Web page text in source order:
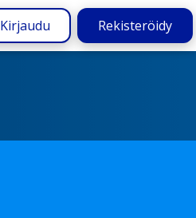
Kirjaudu Rekisteröidy